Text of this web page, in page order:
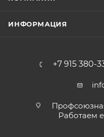
ИНФОРМАЦИЯ
+7 915 380-
Работаем